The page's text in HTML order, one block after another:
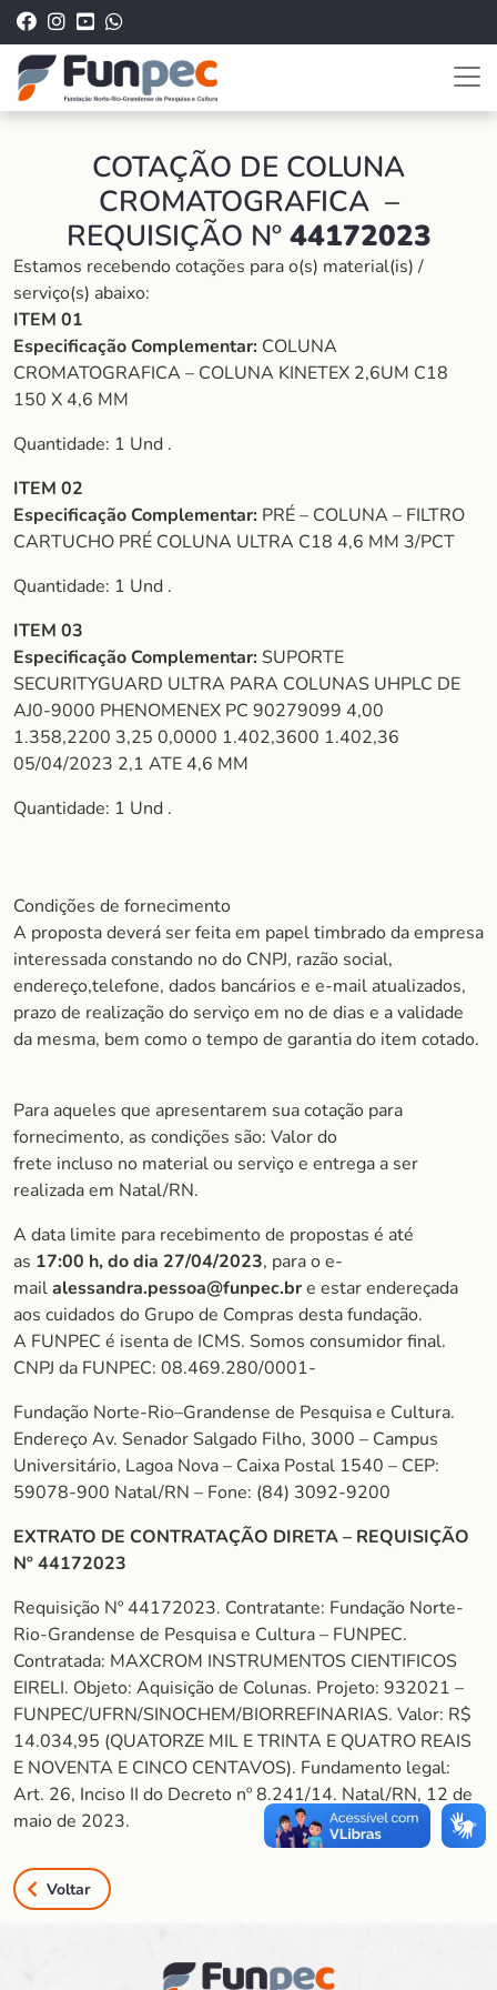
COTAÇÃO DE COLUNA
CROMATOGRAFICA –
REQUISIÇÃO Nº 44172023
Estamos recebendo cotações para o(s) material(is) /
serviço(s) abaixo:
ITEM 01
Especificação Complementar: COLUNA
CROMATOGRAFICA – COLUNA KINETEX 2,6UM C18
150 X 4,6 MM
Quantidade: 1 Und .
ITEM 02
Especificação Complementar: PRÉ – COLUNA – FILTRO
CARTUCHO PRÉ COLUNA ULTRA C18 4,6 MM 3/PCT
Quantidade: 1 Und .
ITEM 03
Especificação Complementar: SUPORTE
SECURITYGUARD ULTRA PARA COLUNAS UHPLC DE
AJ0-9000 PHENOMENEX PC 90279099 4,00
1.358,2200 3,25 0,0000 1.402,3600 1.402,36
05/04/2023 2,1 ATE 4,6 MM
Quantidade: 1 Und .
Condições de fornecimento
A proposta deverá ser feita em papel timbrado da empresa
interessada constando no do CNPJ, razão social,
endereço,telefone, dados bancários e e-mail atualizados,
prazo de realização do serviço em no de dias e a validade
da mesma, bem como o tempo de garantia do item cotado.
Para aqueles que apresentarem sua cotação para
fornecimento, as condições são: Valor do
frete incluso no material ou serviço e entrega a ser
realizada em Natal/RN.
A data limite para recebimento de propostas é até
as 17:00 h, do dia 27/04/2023, para o e-
mailalessandra.pessoa@funpec.bre estar endereçada
aos cuidados do Grupo de Compras desta fundação.
A FUNPEC é isenta de ICMS. Somos consumidor final.
CNPJ da FUNPEC: 08.469.280/0001-
Fundação Norte-Rio–Grandense de Pesquisa e Cultura.
Endereço Av. Senador Salgado Filho, 3000 – Campus
Universitário, Lagoa Nova – Caixa Postal 1540 – CEP:
59078-900 Natal/RN – Fone: (84) 3092-9200
EXTRATO DE CONTRATAÇÃO DIRETA – REQUISIÇÃO
Nº 44172023
Requisição Nº 44172023. Contratante: Fundação Norte-
Rio-Grandense de Pesquisa e Cultura – FUNPEC.
Contratada: MAXCROM INSTRUMENTOS CIENTIFICOS
EIRELI. Objeto: Aquisição de Colunas. Projeto: 932021 –
FUNPEC/UFRN/SINOCHEM/BIORREFINARIAS. Valor: R$
14.034,95 (QUATORZE MIL E TRINTA E QUATRO REAIS
E NOVENTA E CINCO CENTAVOS). Fundamento legal:
Art. 26, Inciso II do Decreto nº 8.241/14. Natal/RN, 12 de
maio de 2023.
Voltar